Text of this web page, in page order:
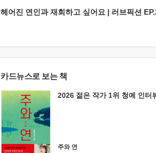
헤어진 연인과 재회하고 싶어요 | 러브픽션
카드뉴스로 보는 책
2026 젊은 작가 1위 청예 인터
주와 연